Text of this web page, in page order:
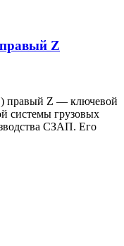
Z
правый Z — ключевой
системы грузовых
СЗАП. Его